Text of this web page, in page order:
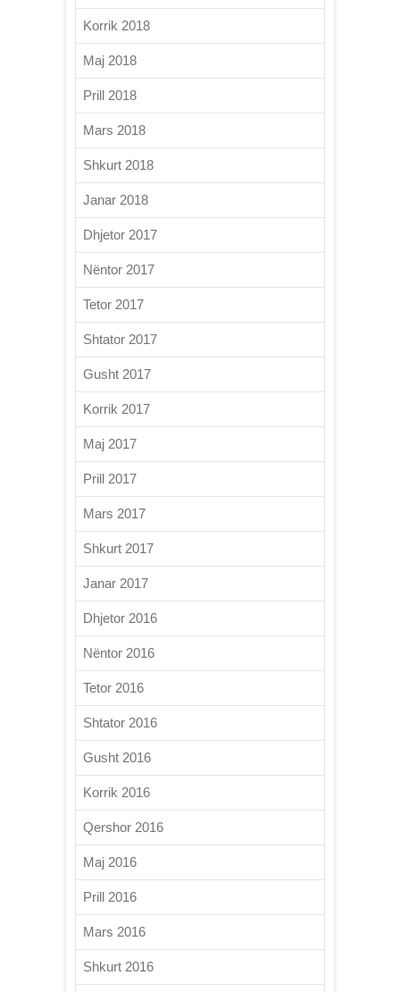
Korrik 2018
Maj 2018
Prill 2018
Mars 2018
Shkurt 2018
Janar 2018
Dhjetor 2017
Nëntor 2017
Tetor 2017
Shtator 2017
Gusht 2017
Korrik 2017
Maj 2017
Prill 2017
Mars 2017
Shkurt 2017
Janar 2017
Dhjetor 2016
Nëntor 2016
Tetor 2016
Shtator 2016
Gusht 2016
Korrik 2016
Qershor 2016
Maj 2016
Prill 2016
Mars 2016
Shkurt 2016